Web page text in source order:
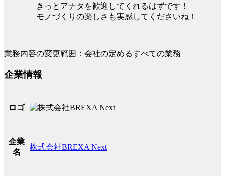
きっとアナタを歓迎してくれるはずです！
モノづくりの楽しさも実感してくださいね！
業務内容の変更範囲：会社の定めるすべての業務
企業情報
ロゴ
企業
名
株式会社BREXA Next